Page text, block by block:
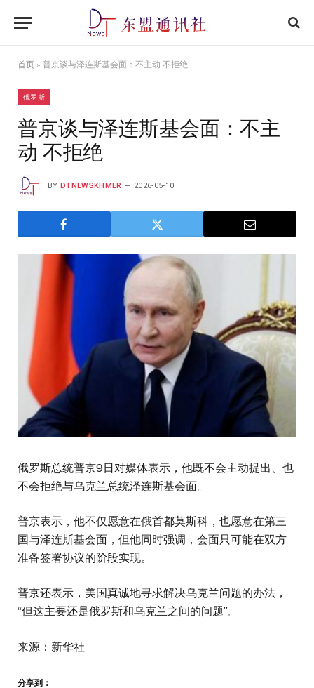
首页 » 普京谈与泽连斯基会面：不主动 不拒绝
俄罗斯
普京谈与泽连斯基会面：不主
动 不拒绝
BY DTNEWSKHMER 2026-05-10
俄罗斯总统普京9日对媒体表示，他既不会主动提出、也
不会拒绝与乌克兰总统泽连斯基会面。
普京表示，他不仅愿意在俄首都莫斯科，也愿意在第三
国与泽连斯基会面，但他同时强调，会面只可能在双方
准备签署协议的阶段实现。
普京还表示，美国真诚地寻求解决乌克兰问题的办法，
“但这主要还是俄罗斯和乌克兰之间的问题”。
来源：新华社
分享到：